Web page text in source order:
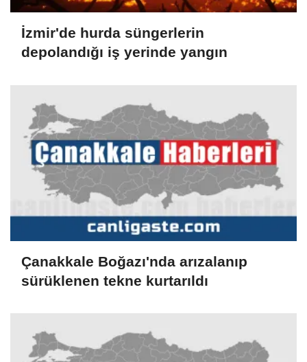
İzmir'de hurda süngerlerin
depolandığı iş yerinde yangın
Çanakkale Boğazı'nda arızalanıp
sürüklenen tekne kurtarıldı